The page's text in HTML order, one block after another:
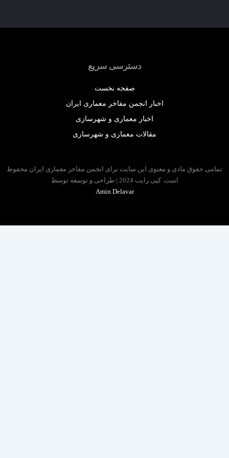
دسترسی سریع
صفحه نخست
اخبار انجمن مفاخر معماری ایران
اخبار معماری و شهرسازی
مقالات معماری و شهرسازی
حقوق مادی و معنوی این سایت برای انجمن مفاخر معماری ایران محفوظ
است. کپی رایت 2024 | طراحی و توسعه توسط
Amin Delavar